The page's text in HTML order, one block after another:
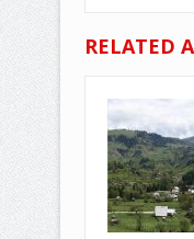
RELATED